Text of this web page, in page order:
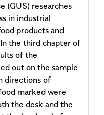
(GUS) researches
in industrial
products and
the third chapter of
of the
out on the sample
directions of
marked were
the desk and the